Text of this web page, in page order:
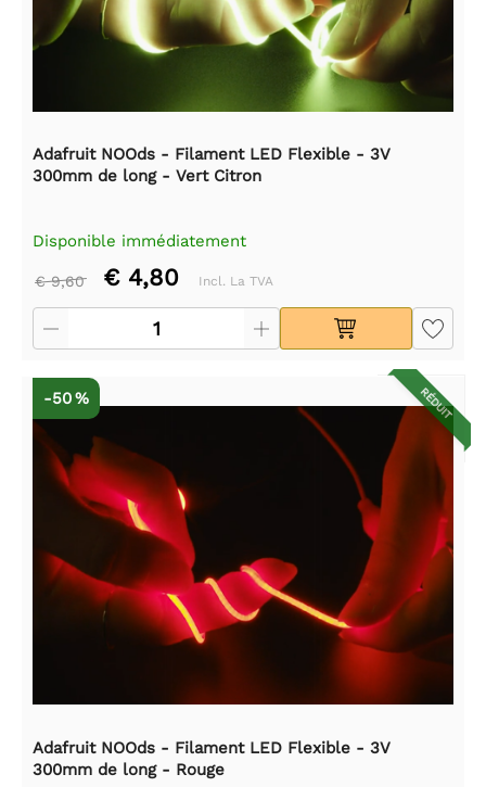
Adafruit NOOds - Filament LED Flexible - 3V
300mm de long - Vert Citron
Disponible immédiatement
€ 9,60 € 4,80 Incl. La TVA
RÉDUIT
-50 %
Adafruit NOOds - Filament LED Flexible - 3V
300mm de long - Rouge